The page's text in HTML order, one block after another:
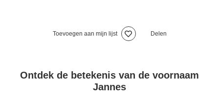
Toevoegen aan mijn lijst Delen
Ontdek de betekenis van de voornaam
Jannes